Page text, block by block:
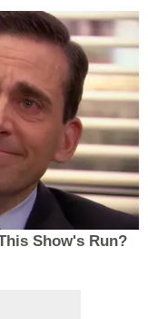
Show's Run?